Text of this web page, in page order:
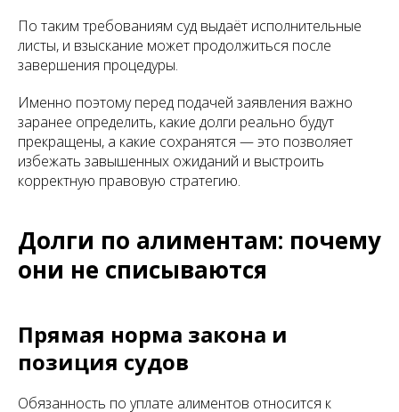
По таким требованиям суд выдаёт исполнительные
листы, и взыскание может продолжиться после
завершения процедуры.
Именно поэтому перед подачей заявления важно
заранее определить, какие долги реально будут
прекращены, а какие сохранятся — это позволяет
избежать завышенных ожиданий и выстроить
корректную правовую стратегию.
Долги по алиментам: почему
они не списываются
Прямая норма закона и
позиция судов
Обязанность по уплате алиментов относится к